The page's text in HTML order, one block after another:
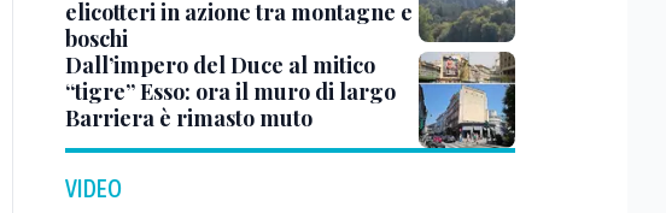
elicotteri in azione tra montagne e
boschi
Dall’impero del Duce al mitico
“tigre” Esso: ora il muro di largo
Barriera è rimasto muto
VIDEO